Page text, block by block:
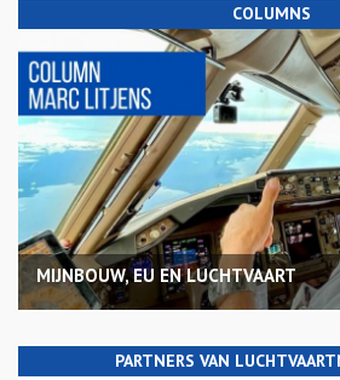
COLUMNS
MIJNBOUW, EU EN LUCHTVAART
PARTNERS VAN